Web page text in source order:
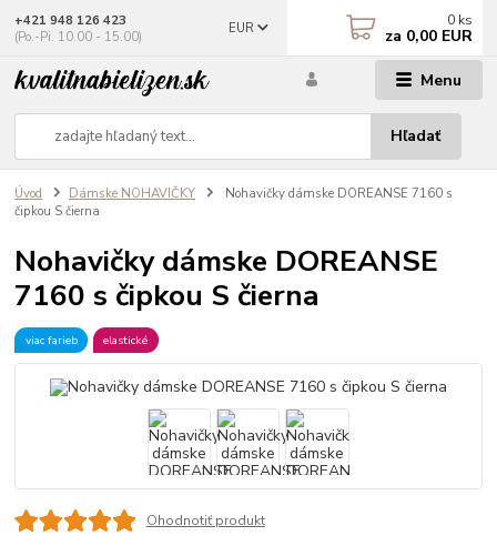
Menu
EUR
Hľadať
+421 948 126 423
(Po.-Pi. 10.00 - 15.00)
0 ks
za 0,00 EUR
Úvod Dámske NOHAVIČKY
Nohavičky dámske DOREANSE 7160 s
čipkou S čierna
Nohavičky dámske DOREANSE
7160 s čipkou S čierna
viac farieb elastické
Ohodnotiť produkt